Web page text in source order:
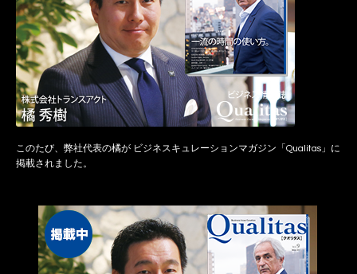
このたび、弊社代表の橘が ビジネスキュレーションマガジン「Qualitas」に
掲載されました。